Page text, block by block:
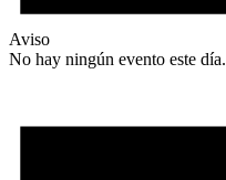
Aviso
No hay ningún evento este día.